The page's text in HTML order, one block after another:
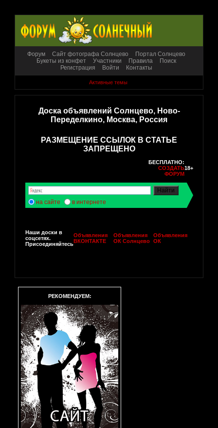
Форум Сайт фотографа Солнцево
Портал Солнцево
Букеты из конфет
Участники Правила
Поиск
Регистрация
Войти Контакты
Активные темы
Доска объявлений Солнцево, Ново-
Переделкино, Москва, Россия
РАЗМЕЩЕНИЕ ССЫЛОК В СТАТЬЕ
ЗАПРЕЩЕНО
БЕСПЛАТНО:
СОЗДАТЬ
ФОРУМ
18+
на сайте в интернете
Наши доски в
соцсетях.
Присоединяйтесь
Объявления
ВКОНТАКТЕ
Объявления
ОК Солнцево
Объявления
ОК
РЕКОМЕНДУЕМ: